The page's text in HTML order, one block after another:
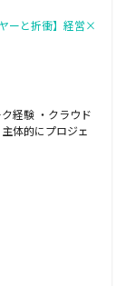
ーと折衝】経営×
経験 ・クラウド
体的にプロジェ